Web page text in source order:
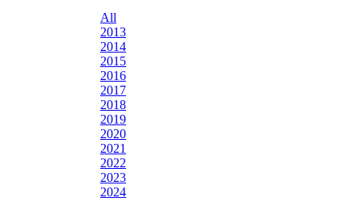
All
2013
2014
2015
2016
2017
2018
2019
2020
2021
2022
2023
2024